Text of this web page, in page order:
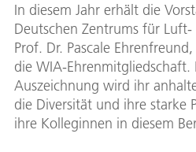
In diesem Jahr erhält die
Deutschen Zentrums für
Prof. Dr. Pascale
die WIA-Ehrenmitgliedschaft.
Auszeichnung wird ihr
die Diversität und ihre starke
ihre Kolleginnen in diesem